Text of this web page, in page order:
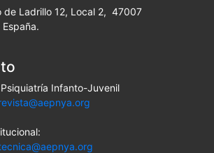
de Ladrillo 12, Local 2, 47007
Infanto-Juvenil